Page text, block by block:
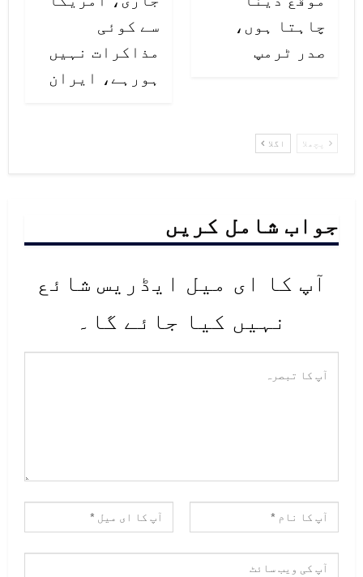
چاہتا ہوں،
صدر ٹرمپ
سے کوئی
مذاکرات نہیں
ہورہے، ایران
پچھلا اگلا
جواب شامل کریں
آپ کا ای میل ایڈریس شائع
نہیں کیا جائے گا۔